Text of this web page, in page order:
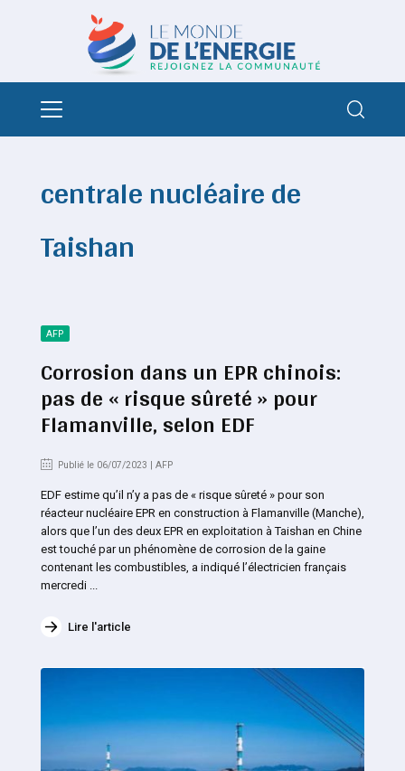
centrale nucléaire de
Taishan
AFP
Corrosion dans un EPR chinois:
pas de « risque sûreté » pour
Flamanville, selon EDF
Publié le 06/07/2023 | AFP
EDF estime qu’il n’y a pas de « risque sûreté » pour son
réacteur nucléaire EPR en construction à Flamanville (Manche),
alors que l’un des deux EPR en exploitation à Taishan en Chine
est touché par un phénomène de corrosion de la gaine
contenant les combustibles, a indiqué l’électricien français
mercredi ...
Lire l'article